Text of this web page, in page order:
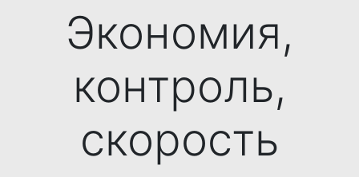
Экономия,
контроль,
скорость